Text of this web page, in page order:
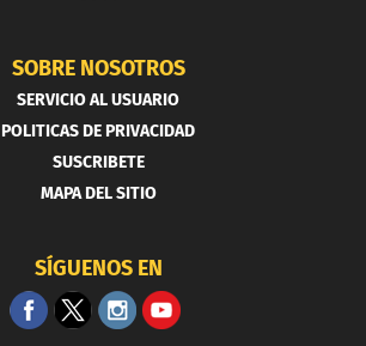
SOBRE NOSOTROS
SERVICIO AL USUARIO
POLITICAS DE PRIVACIDAD
SUSCRIBETE
MAPA DEL SITIO
SÍGUENOS EN